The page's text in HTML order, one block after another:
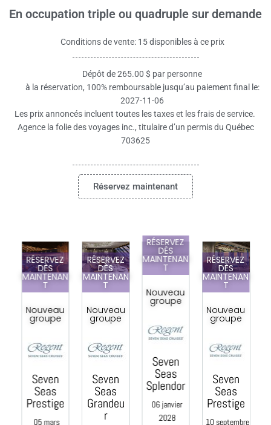
En occupation triple ou quadruple sur demande
Conditions de vente: 15 disponibles à ce prix
Dépôt de 265.00 $ par personne
à la réservation, 100% remboursable jusqu’au paiement final le:
2027-11-06
Les prix annoncés incluent toutes les taxes et les frais de service.
Agence la folie des voyages inc., titulaire d’un permis du Québec
703625
Réservez maintenant
RÉSERVEZ
DÈS
MAINTENAN
T
Nouveau
groupe
Seven
Seas
Prestige
05 mars
RÉSERVEZ
DÈS
MAINTENAN
T
Nouveau
groupe
Seven
Seas
Grandeu
r
RÉSERVEZ
DÈS
MAINTENAN
T
Nouveau
groupe
Seven
Seas
Splendor
06 janvier
2028
RÉSERVEZ
DÈS
MAINTENAN
T
Nouveau
groupe
Seven
Seas
Prestige
10 septembre